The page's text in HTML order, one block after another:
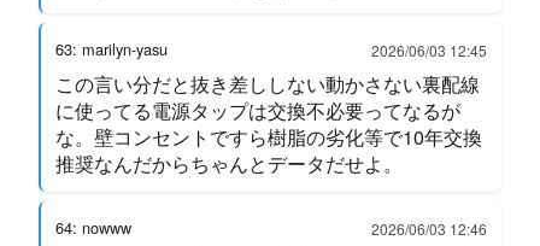
63: marilyn-yasu 2026/06/03 12:45
この言い分だと抜き差ししない動かさない裏配線
に使ってる電源タップは交換不必要ってなるが
な。壁コンセントですら樹脂の劣化等で10年交換
推奨なんだからちゃんとデータだせよ。
64: nowww 2026/06/03 12:46